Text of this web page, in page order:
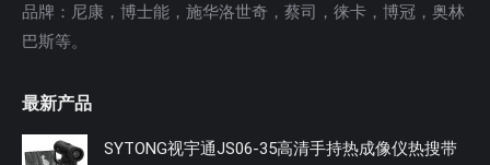
品牌：尼康，博士能，施华洛世奇，蔡司，徕卡，博冠，奥林
巴斯等。
最新产品
SYTONG视宇通JS06-35高清手持热成像仪热搜带